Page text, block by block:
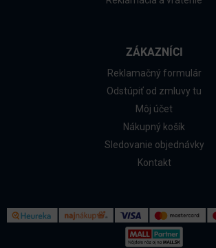
ZÁKAZNÍCI
Reklamačný formulár
Odstúpiť od zmluvy tu
Môj účet
Nákupný košík
Sledovanie objednávky
Kontakt